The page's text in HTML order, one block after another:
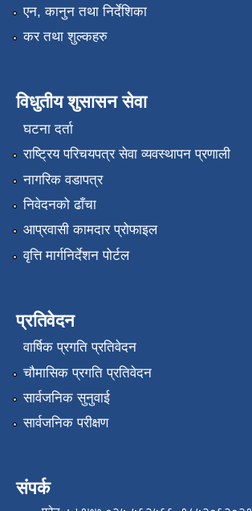
एन, कानुन तथा निर्देशिका
कर तथा शुल्कहरु
विधुतीय शुसासन सेवा
घटना दर्ता
राष्ट्रिय परिचयपत्र सेवा व्यवस्थापन प्रणाली
नागरिक वडापत्र
निवेदनको ढाँचा
आप्रवासी कामदार प्रोफाइल
वृत्ति मार्गनिर्देशन पोर्टल
प्रतिवेदन
वार्षिक प्रगति प्रतिवेदन
चौमासिक प्रगति प्रतिवेदन
सार्वजनिक सुनुवाई
सार्वजनिक परीक्षण
संपर्क